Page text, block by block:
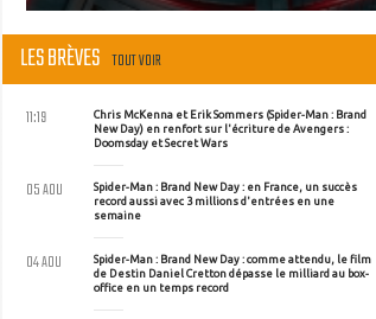
LES BRÈVES TOUT VOIR
Chris McKenna et Erik Sommers (Spider-Man : Brand
New Day) en renfort sur l'écriture de Avengers :
Doomsday et Secret Wars
11:19
Spider-Man : Brand New Day : en France, un succès
record aussi avec 3 millions d'entrées en une
semaine
05 AOU
Spider-Man : Brand New Day : comme attendu, le film
de Destin Daniel Cretton dépasse le milliard au box-
office en un temps record
04 AOU